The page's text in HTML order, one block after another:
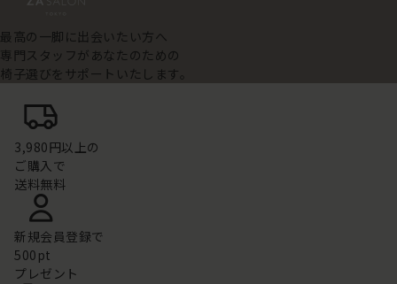
最高の一脚に出会いたい方へ
専門スタッフがあなたのための
椅子選びをサポートいたします。
3,980円以上の
ご購入で
送料無料
新規会員登録で
500pt
プレゼント